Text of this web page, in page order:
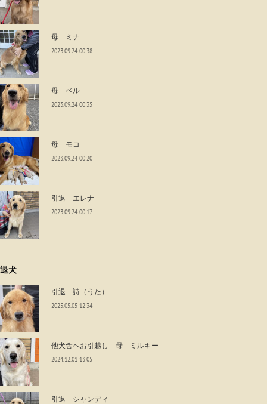
母 ミナ
2023.09.24 00:38
母 ベル
2023.09.24 00:35
母 モコ
2023.09.24 00:20
引退 エレナ
2023.09.24 00:17
犬
引退 詩（うた）
2025.05.05 12:34
他犬舎へお引越し 母 ミルキー
2024.12.01 13:05
引退 シャンディ